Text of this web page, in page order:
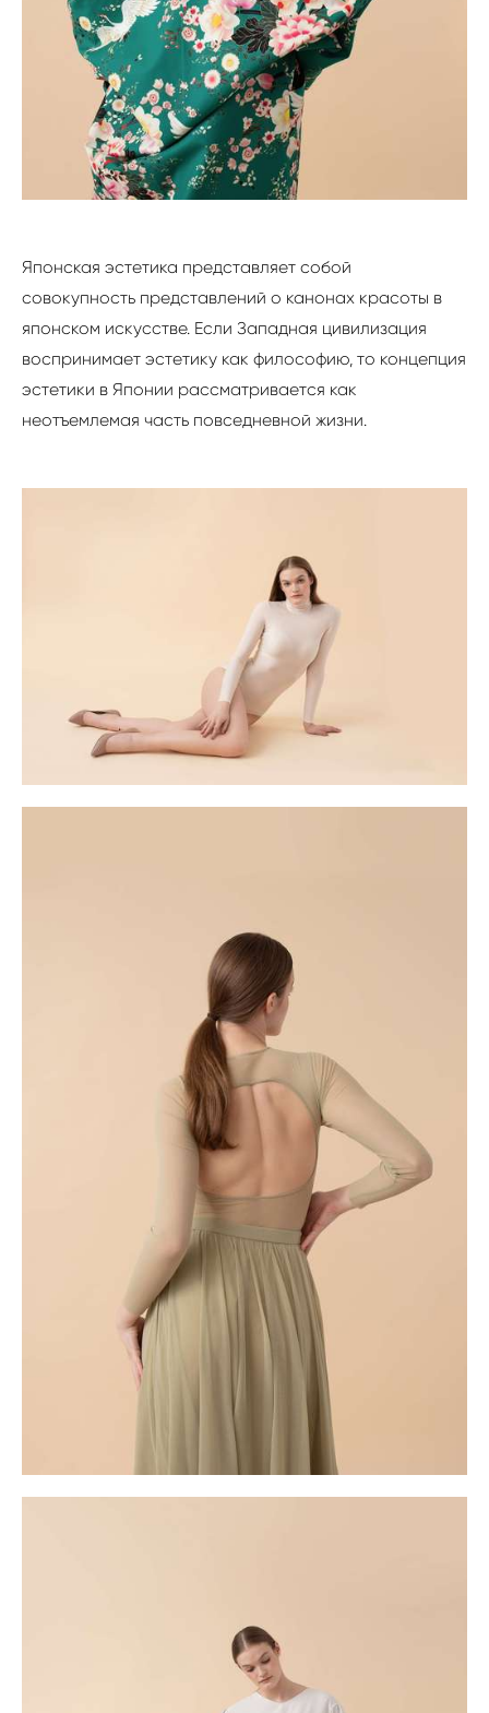
Японская эстетика представляет собой
совокупность представлений о канонах красоты в
японском искусстве. Если Западная цивилизация
воспринимает эстетику как философию, то концепция
эстетики в Японии рассматривается как
неотъемлемая часть повседневной жизни.